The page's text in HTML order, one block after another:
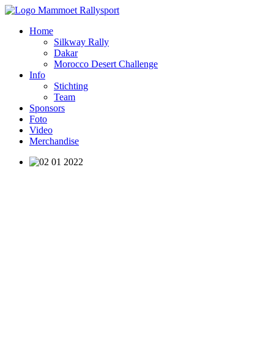
Home
Silkway Rally
Dakar
Morocco Desert Challenge
Info
Stichting
Team
Sponsors
Foto
Video
Merchandise